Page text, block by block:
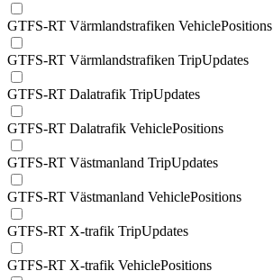
GTFS-RT Värmlandstrafiken VehiclePositions
GTFS-RT Värmlandstrafiken TripUpdates
GTFS-RT Dalatrafik TripUpdates
GTFS-RT Dalatrafik VehiclePositions
GTFS-RT Västmanland TripUpdates
GTFS-RT Västmanland VehiclePositions
GTFS-RT X-trafik TripUpdates
GTFS-RT X-trafik VehiclePositions